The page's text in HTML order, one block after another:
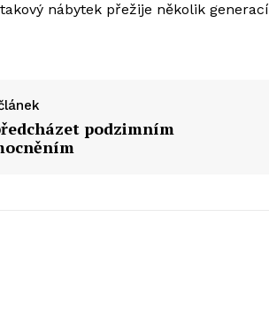
nábytek přežije několik generací
podzimním